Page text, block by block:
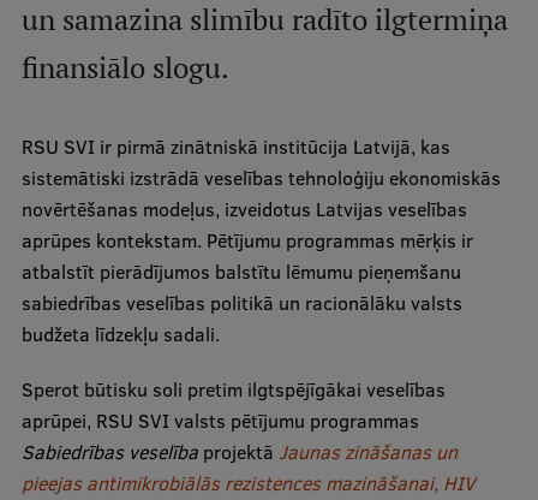
Faculties
Our people
Structure
History
Visual Identity
RSU Great Hall
Museums and exhibitions
Development and research projects
Rankings
Virtual tour
un samazina slimību radīto ilgtermiņa
finansiālo slogu.
RSU SVI ir pirmā zinātniskā institūcija Latvijā, kas
sistemātiski izstrādā veselības tehnoloģiju ekonomiskās
novērtēšanas modeļus, izveidotus Latvijas veselības
aprūpes kontekstam. Pētījumu programmas mērķis ir
atbalstīt pierādījumos balstītu lēmumu pieņemšanu
sabiedrības veselības politikā un racionālāku valsts
budžeta līdzekļu sadali.
Sperot būtisku soli pretim ilgtspējīgākai veselības
aprūpei, RSU SVI valsts pētījumu programmas
Sabiedrības veselībaprojektā Jaunas zināšanas un
pieejas antimikrobiālās rezistences mazināšanai, HIV